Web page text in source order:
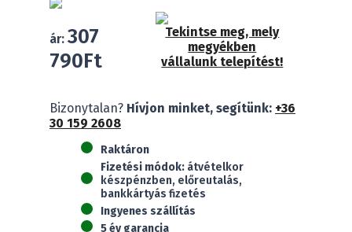
ár: 307
790Ft
ASYG12KPCE
ECO
(3,4kW)
mennyiség
Tekintse meg, mely
megyékben
vállalunk telepítést!
Bizonytalan? Hívjon minket, segítünk: +36
30 159 2608
Raktáron
Fizetési módok: átvételkor
készpénzben, előreutalás,
bankkártyás fizetés
Ingyenes szállítás
5 év garancia